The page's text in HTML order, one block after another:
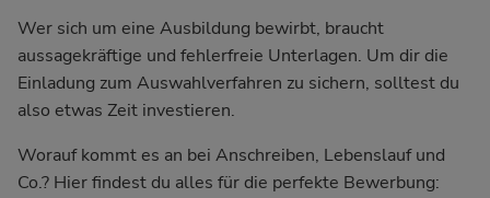
Wer sich um eine Ausbildung bewirbt, braucht
aussagekräftige und fehlerfreie Unterlagen. Um dir die
Einladung zum Auswahlverfahren zu sichern, solltest du
also etwas Zeit investieren.
Worauf kommt es an bei Anschreiben, Lebenslauf und
Co.? Hier findest du alles für die perfekte Bewerbung: